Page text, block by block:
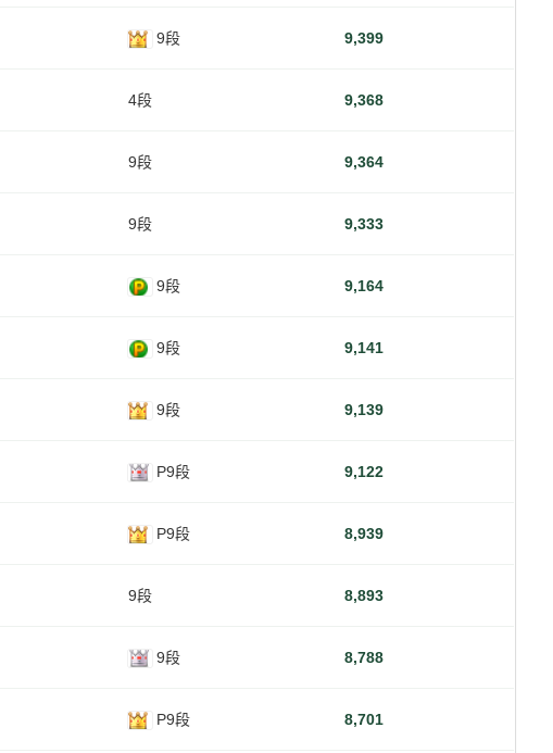
9段 9,399
4段 9,368
9段 9,364
9段 9,333
9段 9,164
9段 9,141
9段 9,139
P9段 9,122
P9段 8,939
9段 8,893
9段 8,788
P9段 8,701